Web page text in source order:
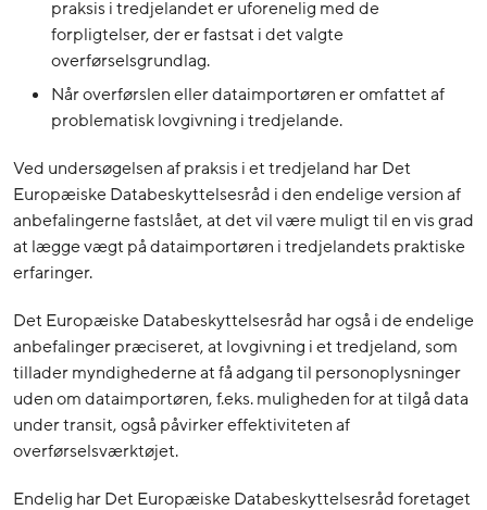
praksis i tredjelandet er uforenelig med de
forpligtelser, der er fastsat i det valgte
overførselsgrundlag.
Når overførslen eller dataimportøren er omfattet af
problematisk lovgivning i tredjelande.
Ved undersøgelsen af praksis i et tredjeland har Det
Europæiske Databeskyttelsesråd i den endelige version af
anbefalingerne fastslået, at det vil være muligt til en vis grad
at lægge vægt på dataimportøren i tredjelandets praktiske
erfaringer.
Det Europæiske Databeskyttelsesråd har også i de endelige
anbefalinger præciseret, at lovgivning i et tredjeland, som
tillader myndighederne at få adgang til personoplysninger
uden om dataimportøren, f.eks. muligheden for at tilgå data
under transit, også påvirker effektiviteten af
overførselsværktøjet.
Endelig har Det Europæiske Databeskyttelsesråd foretaget